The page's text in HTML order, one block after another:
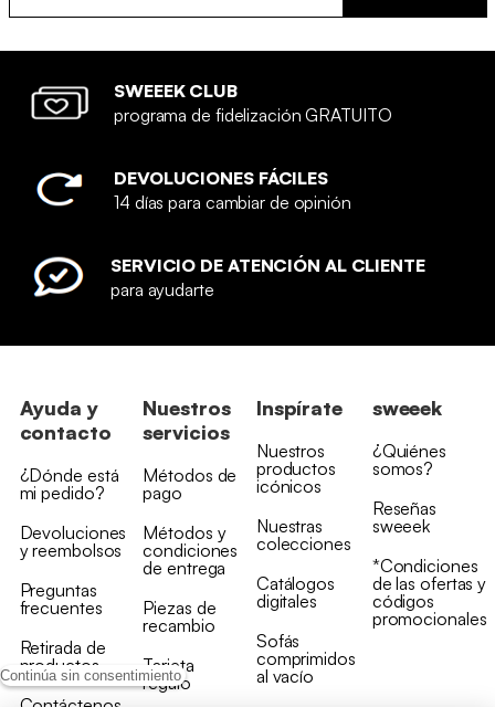
Continúa sin consentimiento
SWEEEK CLUB
programa de fidelización GRATUITO
DEVOLUCIONES FÁCILES
14 días para cambiar de opinión
SERVICIO DE ATENCIÓN AL CLIENTE
para ayudarte
Ayuda y
contacto
¿Dónde está
mi pedido?
Devoluciones
y reembolsos
Preguntas
frecuentes
Retirada de
productos
Contáctenos
Nuestros
servicios
Métodos de
pago
Métodos y
condiciones
de entrega
Piezas de
recambio
Tarjeta
regalo
Inspírate
Nuestros
productos
icónicos
Nuestras
colecciones
Catálogos
digitales
Sofás
comprimidos
al vacío
sweeek
¿Quiénes
somos?
Reseñas
sweeek
*Condiciones
de las ofertas y
códigos
promocionales